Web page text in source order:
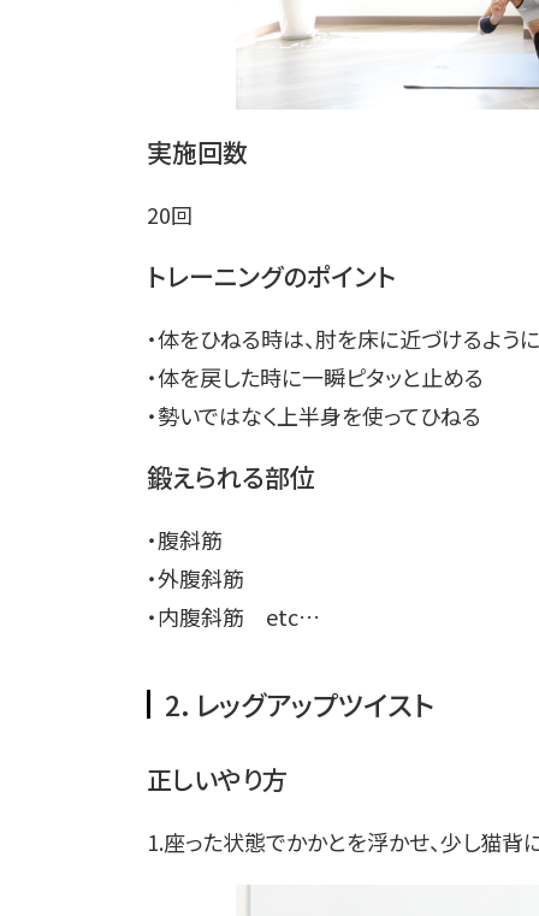
実施回数
20回
トレーニングのポイント
・体をひねる時は、肘を床に近づけるよう
・体を戻した時に一瞬ピタッと止める
・勢いではなく上半身を使ってひねる
鍛えられる部位
・腹斜筋
・外腹斜筋
・内腹斜筋 etc…
2．レッグアップツイスト
正しいやり方
1.座った状態でかかとを浮かせ、少し猫背